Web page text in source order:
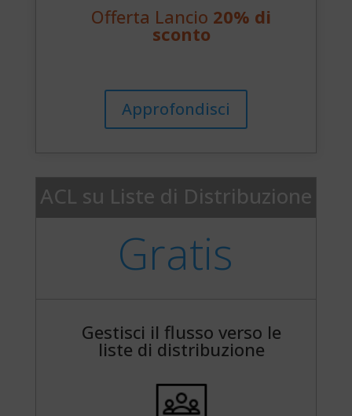
Offerta Lancio 20% di
sconto
Approfondisci
ACL su Liste di Distribuzione
Gratis
Gestisci il flusso verso le
liste di distribuzione